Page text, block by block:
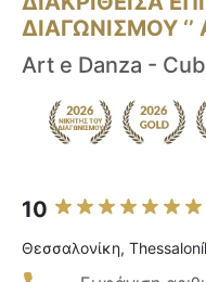
ΔΙΑΓΩΝΙΣΜΟΥ ‘’
Art e Danza -
10
Θεσσαλονίκη,